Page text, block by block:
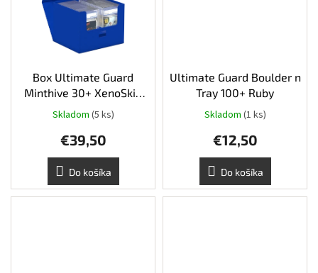
Box Ultimate Guard
Minthive 30+ XenoSkin
Blue
Skladom (5 ks)
€39,50
Do košíka
Ultimate Guard Boulder n
Tray 100+ Ruby
Skladom (1 ks)
€12,50
Do košíka